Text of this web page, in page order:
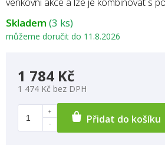
Skladem (3 ks)
můžeme doručit do 11.8.2026
1 784 Kč
1 474 Kč bez DPH
Přidat do košíku